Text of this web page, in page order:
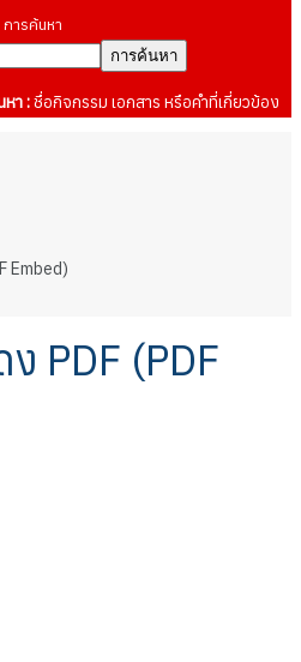
การค้นหา
การค้นหา
หา :ชื่อกิจกรรม เอกสาร หรือคำที่เกี่ยวข้อง
Embed)
PDF (PDF